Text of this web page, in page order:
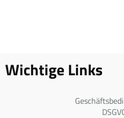
Wichtige Links